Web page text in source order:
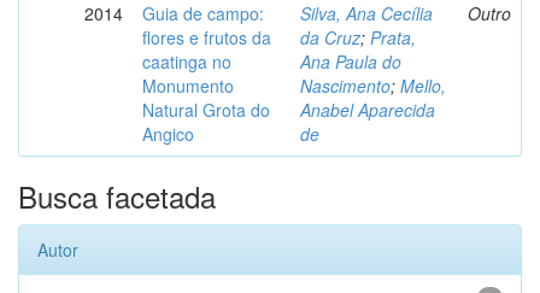
2014
Guia de campo:
flores e frutos da
caatinga no
Monumento
Natural Grota do
Angico
Silva, Ana Cecília
da Cruz; Prata,
Ana Paula do
Nascimento; Mello,
Anabel Aparecida
de
Outro
Busca facetada
Autor